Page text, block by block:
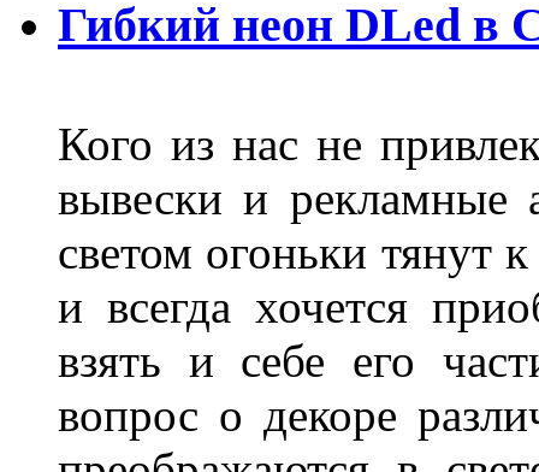
Гибкий неон DLed в
Кого из нас не
вывески и рекламные
светом огоньки тянут
и всегда хочется
взять и себе его
вопрос о декоре